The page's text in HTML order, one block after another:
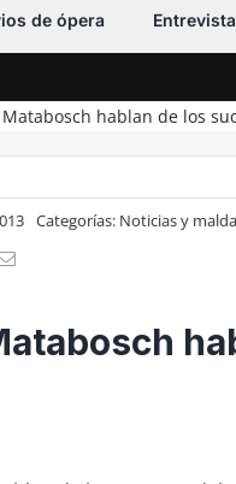
de ópera
hablan de los
Categorías: Noticias y